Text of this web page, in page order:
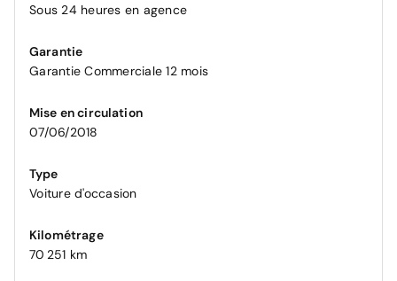
Sous 24 heures en agence
Garantie
Garantie Commerciale 12 mois
Mise en circulation
07/06/2018
Type
Voiture d'occasion
Kilométrage
70 251 km